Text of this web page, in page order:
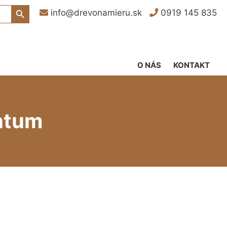
info@drevonamieru.sk 0919 145 835
Search Button
KONTAKT
O NÁS